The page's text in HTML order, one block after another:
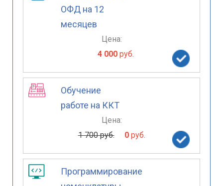
ОФД на 12
месяцев
Цена:
4 000руб.
Обучение
работе на ККТ
Цена:
1 700 руб.
0руб.
Программирование